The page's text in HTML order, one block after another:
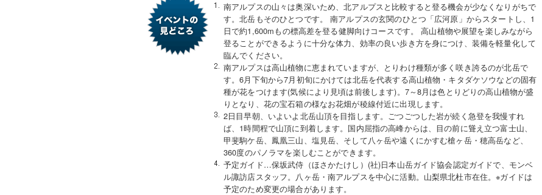
南アルプスの山々は奥深いため、北アルプスと比較すると登る機会が少なくなりがちで
す。北岳もそのひとつです。 南アルプスの玄関のひとつ「広河原」からスタートし、1
日で約1,600mもの標高差を登る健脚向けコースです。 高山植物や展望を楽しみながら
登ることができるように十分な体力、効率の良い歩き方を身につけ、装備を軽量化して
臨んでください。
南アルプスは高山植物に恵まれていますが、とりわけ種類が多く咲き誇るのが北岳で
す。6月下旬から7月初旬にかけては北岳を代表する高山植物・キタダケソウなどの固有
種が花をつけます(気候により見頃は前後します)。7～8月は色とりどりの高山植物が盛
りとなり、花の宝石箱の様なお花畑が稜線付近に出現します。
2日目早朝、いよいよ北岳山頂を目指します。ごつごつした岩が続く急登を我慢すれ
ば、1時間程で山頂に到着します。国内屈指の高峰からは、目の前に聳え立つ富士山、
甲斐駒ケ岳、鳳凰三山、塩見岳、そして八ヶ岳や遠くにかすむ槍ヶ岳・穂高岳など、
360度のパノラマを楽しむことができます。
予定ガイド…保坂武侍（ほさかたけし）(社)日本山岳ガイド協会認定ガイドで、モンベ
ル諏訪店スタッフ。八ヶ岳・南アルプスを中心に活動。山梨県北杜市在住。※ガイドは
予定のため変更の場合があります。